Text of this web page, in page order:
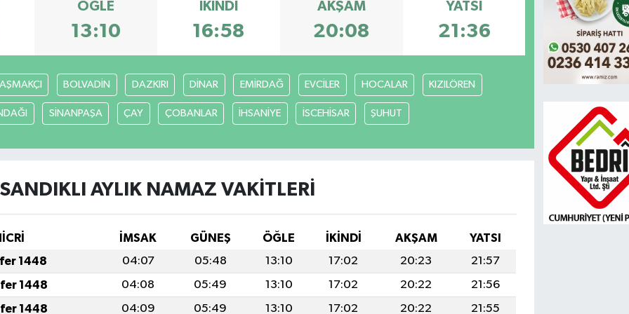
ÖĞLE
13:10
İKINDI
16:58
AKŞAM
20:08
YATSI
21:36
BOLVADİN DAZKIRI DİNAR EMİRDAĞ EVCİLER HOCALAR KIZILÖREN
SİNANPAŞA ÇAY ÇOBANLAR İHSANİYE İSCEHİSAR ŞUHUT
SANDIKLI AYLIK NAMAZ VAKITLERI
İMSAK GÜNEŞ ÖĞLE İKINDI AKŞAM
YATSI
1448 04:07 05:48 13:10 17:02 20:23
21:57
1448 04:08 05:49 13:10 17:02 20:22
21:56
1448 04:09 05:49 13:10 17:02 20:22
21:55